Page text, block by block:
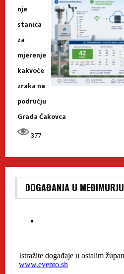
nje
stanica
za
mjerenje
kakvoće
zraka na
području
Grada Čakovca
377
DOGAĐANJA U MEĐIMURJU